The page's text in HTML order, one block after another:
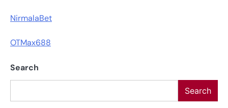
NirmalaBet
OTMax688
Search
Search